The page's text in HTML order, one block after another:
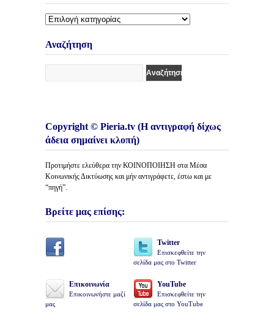
Διάφορες
Άρθρων
Αναζήτηση
Copyright © Pieria.tv (Η αντιγραφή δίχως
άδεια σημαίνει κλοπή)
Προτιμήστε ελεύθερα την ΚΟΙΝΟΠΟΙΗΣΗ στα Μέσα
Κοινωνικής Δικτύωσης και μήν αντιγράφετε, έστω και με
“πηγή”.
Βρείτε μας επίσης:
Twitter
Επισκεφθείτε την
σελίδα μας στο Twitter
Επικοινωνία
Επικοινωνήστε μαζί
μας
YouTube
Επισκεφθείτε την
σελίδα μας στο YouTube